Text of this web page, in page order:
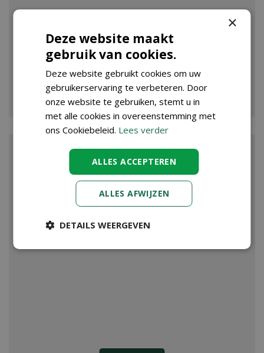
VIJVER
×
Deze website maakt
gebruik van cookies.
Deze website gebruikt cookies om uw
gebruikerservaring te verbeteren. Door
onze website te gebruiken, stemt u in
met alle cookies in overeenstemming met
ons Cookiebeleid. Lees verder
ALLES ACCEPTEREN
ALLES AFWIJZEN
DETAILS WEERGEVEN